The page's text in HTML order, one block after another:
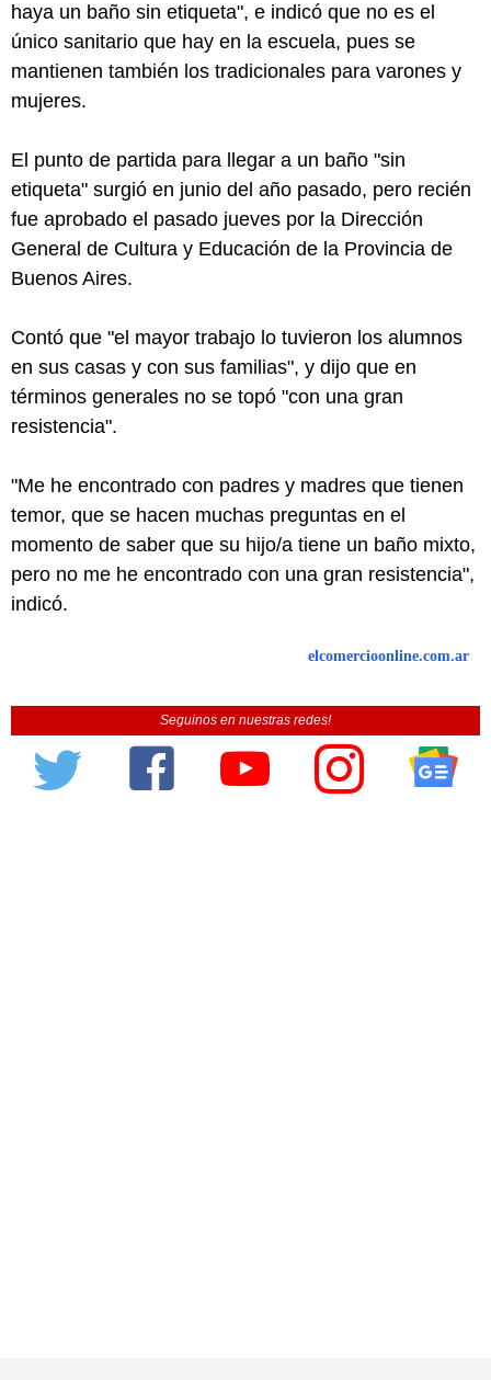
haya un baño sin etiqueta", e indicó que no es el
único sanitario que hay en la escuela, pues se
mantienen también los tradicionales para varones y
mujeres.
El punto de partida para llegar a un baño "sin
etiqueta" surgió en junio del año pasado, pero recién
fue aprobado el pasado jueves por la Dirección
General de Cultura y Educación de la Provincia de
Buenos Aires.
Contó que "el mayor trabajo lo tuvieron los alumnos
en sus casas y con sus familias", y dijo que en
términos generales no se topó "con una gran
resistencia".
"Me he encontrado con padres y madres que tienen
temor, que se hacen muchas preguntas en el
momento de saber que su hijo/a tiene un baño mixto,
pero no me he encontrado con una gran resistencia",
indicó.
elcomercioonline.com.ar
Seguinos en nuestras redes!